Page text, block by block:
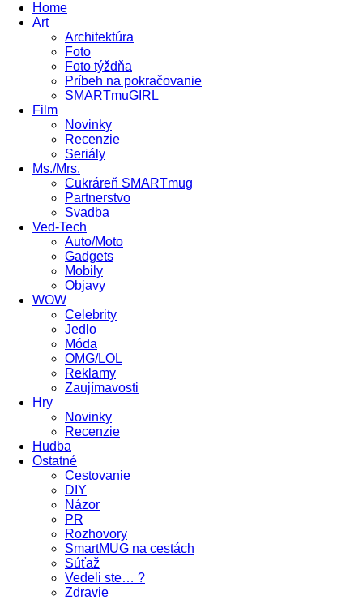
Home
Art
Architektúra
Foto
Foto týždňa
Príbeh na pokračovanie
SMARTmuGIRL
Film
Novinky
Recenzie
Seriály
Ms./Mrs.
Cukráreň SMARTmug
Partnerstvo
Svadba
Ved-Tech
Auto/Moto
Gadgets
Mobily
Objavy
WOW
Celebrity
Jedlo
Móda
OMG/LOL
Reklamy
Zaujímavosti
Hry
Novinky
Recenzie
Hudba
Ostatné
Cestovanie
DIY
Názor
PR
Rozhovory
SmartMUG na cestách
Súťaž
Vedeli ste… ?
Zdravie